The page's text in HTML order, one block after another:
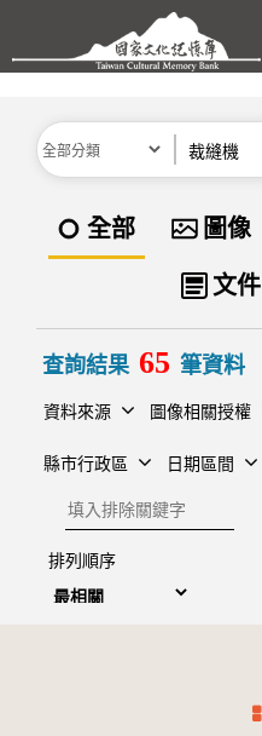
跳到主要內容區塊
分類
全部 圖像
文件
查詢結果 65 筆資料
資料來源 圖像相關授權
縣市行政區 日期區間
排除關鍵字
排列順序